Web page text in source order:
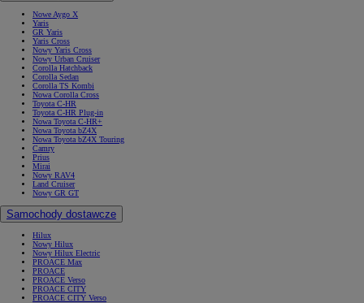
Nowe Aygo X
Yaris
GR Yaris
Yaris Cross
Nowy Yaris Cross
Nowy Urban Cruiser
Corolla Hatchback
Corolla Sedan
Corolla TS Kombi
Nowa Corolla Cross
Toyota C-HR
Toyota C-HR Plug-in
Nowa Toyota C-HR+
Nowa Toyota bZ4X
Nowa Toyota bZ4X Touring
Camry
Prius
Mirai
Nowy RAV4
Land Cruiser
Nowy GR GT
Samochody dostawcze
Hilux
Nowy Hilux
Nowy Hilux Electric
PROACE Max
PROACE
PROACE Verso
PROACE CITY
PROACE CITY Verso